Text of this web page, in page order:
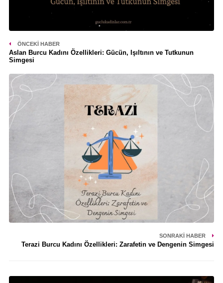
ÖNCEKI HABER
Aslan Burcu Kadını Özellikleri: Gücün, Işıltının ve Tutkunun
Simgesi
SONRAKI HABER
Terazi Burcu Kadını Özellikleri: Zarafetin ve Dengenin Simgesi